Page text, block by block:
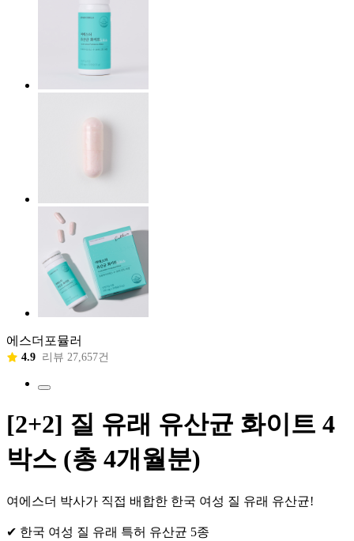
에스더포뮬러
4.9 리뷰 27,657건
[2+2] 질 유래 유산균 화이트 4
박스 (총 4개월분)
여에스더 박사가 직접 배합한 한국 여성 질 유래 유산균!
✔ 한국 여성 질 유래 특허 유산균 5종